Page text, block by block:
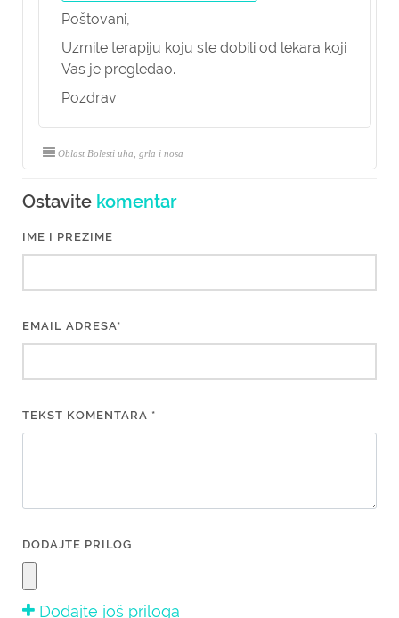
Poštovani,
Uzmite terapiju koju ste dobili od lekara koji
Vas je pregledao.
Pozdrav
Oblast Bolesti uha, grla i nosa
Ostavite komentar
IME I PREZIME
EMAIL ADRESA*
TEKST KOMENTARA *
DODAJTE PRILOG
Dodajte još priloga